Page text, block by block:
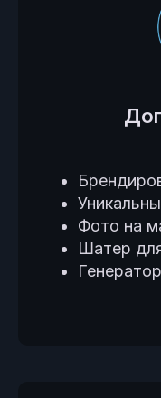
Фото на
Шатер